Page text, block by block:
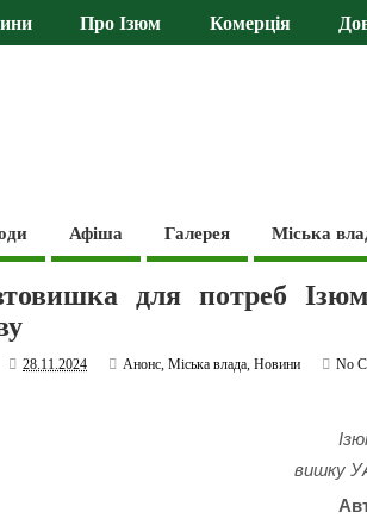
Про Ізюм Комерція
Афіша Галерея Міська
для потреб
28.11.2024 Анонс,Міська влада,Новини
No
вишку